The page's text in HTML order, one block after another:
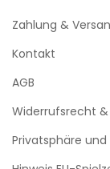
Zahlung &
Kontakt
AGB
Widerrufsrecht
Privatsphäre